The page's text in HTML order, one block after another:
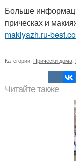
Больше
прическах и
makiyazh.ru-
Категории: Прически дома
Читайте также